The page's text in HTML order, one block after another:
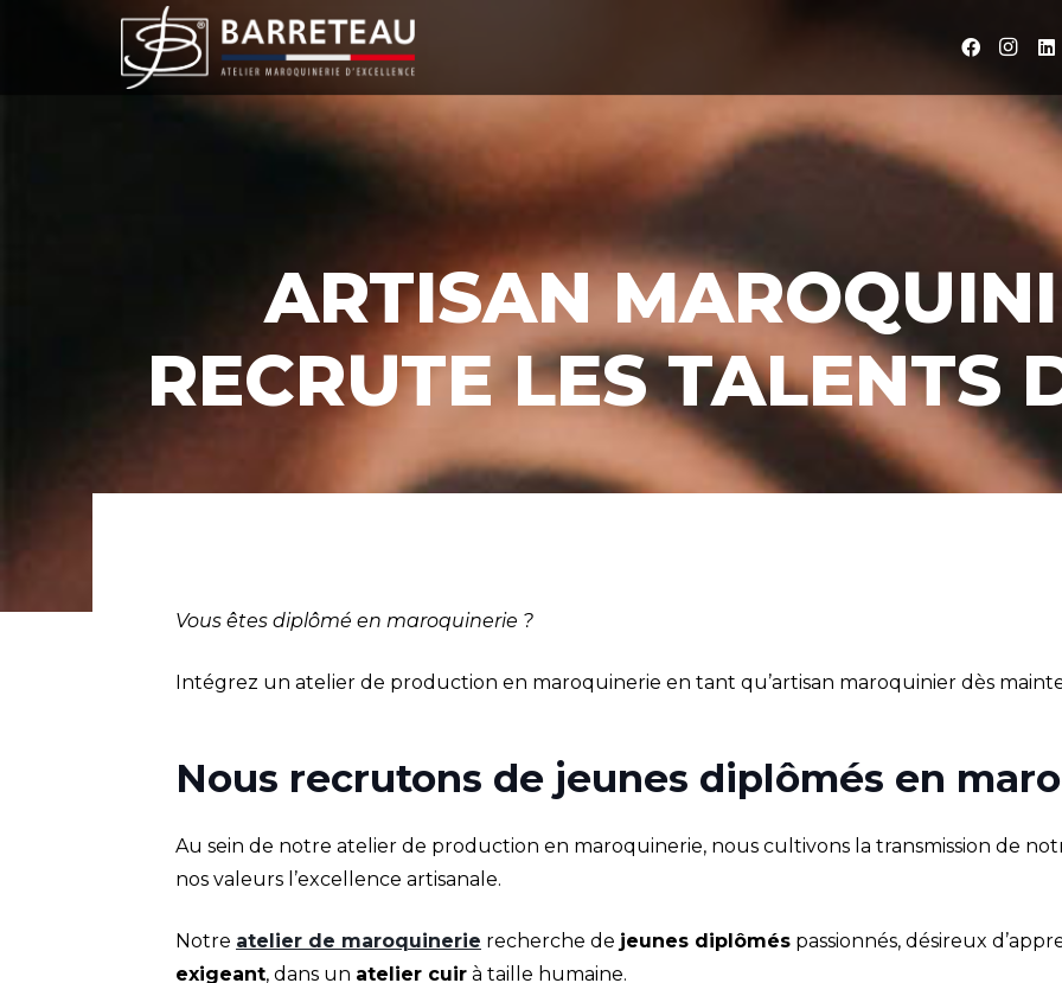
ARTISAN
RECRUTE LES TALENTS
Vous êtes diplômé en maroquinerie ?
Intégrez un atelier de production en maroquinerie en tant qu’artisan maroquinier dès
Nous recrutons de jeunes diplômés en
Au sein de notre atelier de production en maroquinerie, nous cultivons la transmission de
nos valeurs l’excellence artisanale.
Notre atelier de maroquinerie recherche de jeunes diplômés passionnés, désireux
exigeant, dans un atelier cuir à taille humaine.